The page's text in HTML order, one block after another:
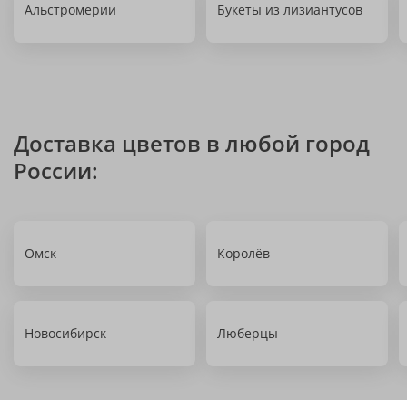
Альстромерии Букеты из лизиантусов
Доставка цветов в любой город
России:
Омск Королёв
Новосибирск Люберцы